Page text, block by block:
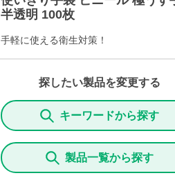
半透明 100枚
手軽に使える衛生対策！
探したい製品を変更する
キーワードから探す
製品一覧から探す